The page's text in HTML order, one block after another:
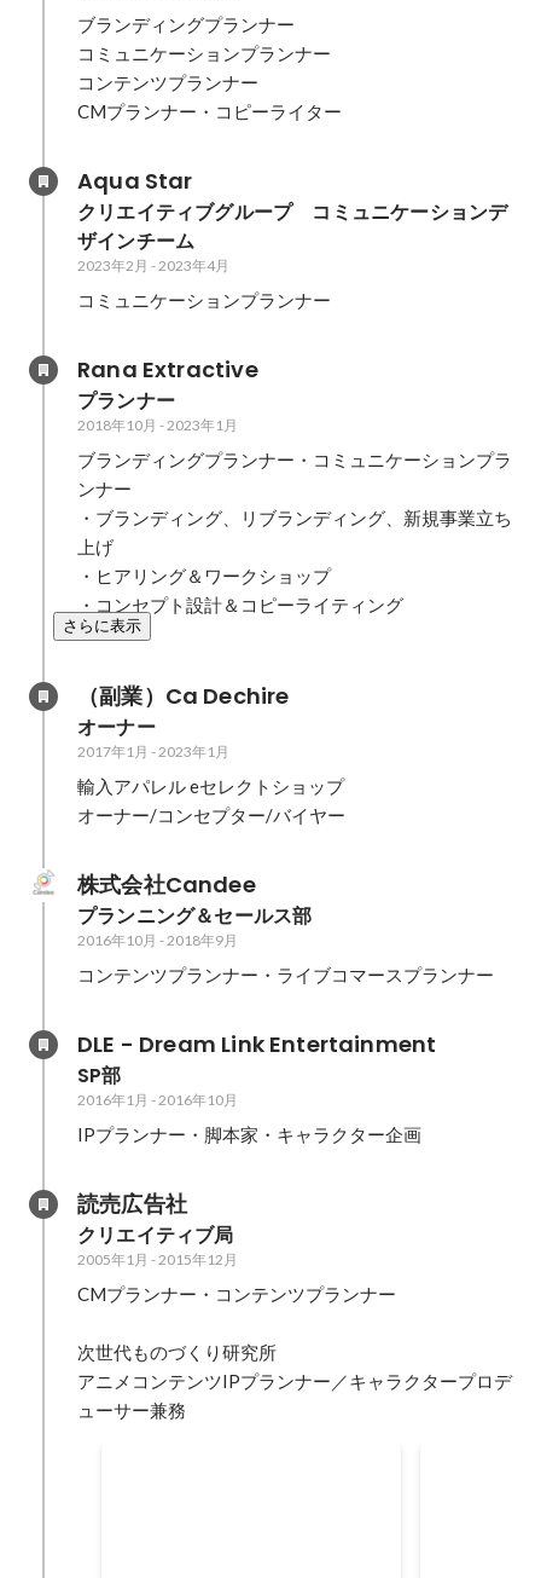
ブランディングプランナー
コミュニケーションプランナー
コンテンツプランナー
CMプランナー・コピーライター
Aqua Star
クリエイティブグループ　コミュニケーションデ
ザインチーム
2023年2月 -2023年4月
コミュニケーションプランナー
Rana Extractive
プランナー
2018年10月 -2023年1月
ブランディングプランナー・コミュニケーションプラ
ンナー
・ブランディング、リブランディング、新規事業立ち
上げ
・ヒアリング＆ワークショップ
・コンセプト設計＆コピーライティング
さらに表示
（副業）Ca Dechire
オーナー
2017年1月 -2023年1月
輸入アパレル eセレクトショップ
オーナー/コンセプター/バイヤー
株式会社Candee
プランニング＆セールス部
2016年10月 -2018年9月
コンテンツプランナー・ライブコマースプランナー
DLE - Dream Link Entertainment
SP部
2016年1月 -2016年10月
IPプランナー・脚本家・キャラクター企画
読売広告社
クリエイティブ局
2005年1月 -2015年12月
CMプランナー・コンテンツプランナー
次世代ものづくり研究所
アニメコンテンツIPプランナー／キャラクタープロデ
ューサー兼務